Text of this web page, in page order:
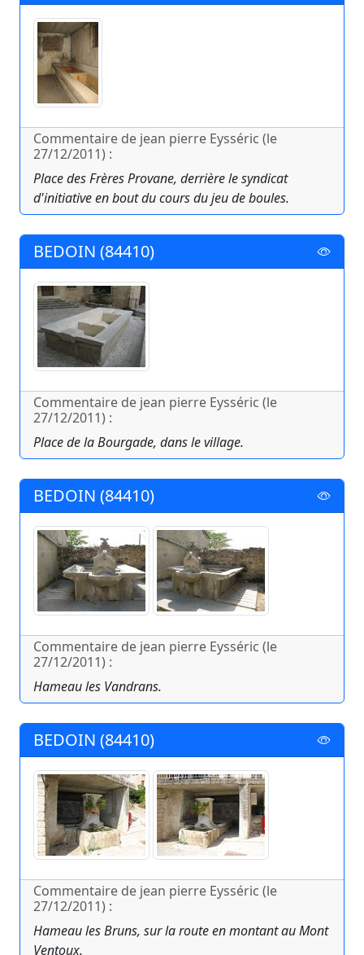
Commentaire de jean pierre Eysséric (le
27/12/2011) :
Place des Frères Provane, derrière le syndicat
d'initiative en bout du cours du jeu de boules.
BEDOIN (84410)
Commentaire de jean pierre Eysséric (le
27/12/2011) :
Place de la Bourgade, dans le village.
BEDOIN (84410)
Commentaire de jean pierre Eysséric (le
27/12/2011) :
Hameau les Vandrans.
BEDOIN (84410)
Commentaire de jean pierre Eysséric (le
27/12/2011) :
Hameau les Bruns, sur la route en montant au Mont
Ventoux.